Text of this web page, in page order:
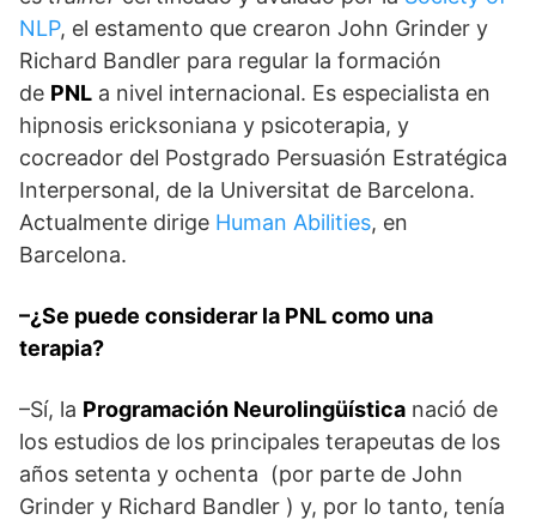
NLP, el estamento que crearon John Grinder y
Richard Bandler para regular la formación
de PNL a nivel internacional. Es especialista en
hipnosis ericksoniana y psicoterapia, y
cocreador del Postgrado Persuasión Estratégica
Interpersonal, de la Universitat de Barcelona.
Actualmente dirige Human Abilities, en
Barcelona.
–¿Se puede considerar la PNL como una
terapia?
–Sí, la Programación Neurolingüística nació de
los estudios de los principales terapeutas de los
años setenta y ochenta (por parte de John
Grinder y Richard Bandler ) y, por lo tanto, tenía